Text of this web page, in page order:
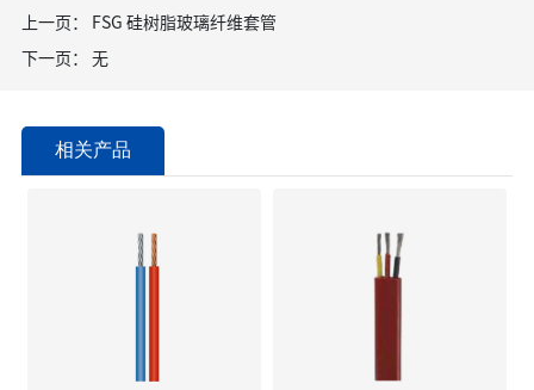
上一页： FSG 硅树脂玻璃纤维套管
下一页： 无
相关产品